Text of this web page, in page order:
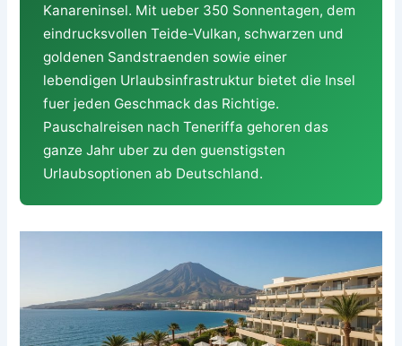
Kanareninsel. Mit ueber 350 Sonnentagen, dem
eindrucksvollen Teide-Vulkan, schwarzen und
goldenen Sandstraenden sowie einer
lebendigen Urlaubsinfrastruktur bietet die Insel
fuer jeden Geschmack das Richtige.
Pauschalreisen nach Teneriffa gehoren das
ganze Jahr uber zu den guenstigsten
Urlaubsoptionen ab Deutschland.